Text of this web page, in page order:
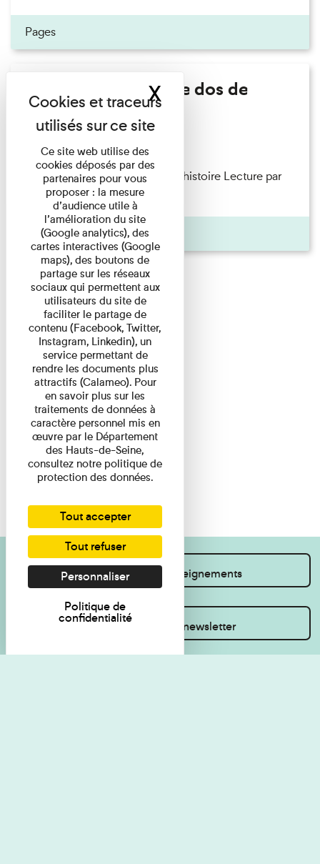
Pages
Philippe Artières - Le dos de
l'histoire
Lecture
Philippe Artières — Le dos de l’histoire Lecture par
l’auteur accompagné de ...
Pages
Je souhaite des renseignements
Inscrivez-vous à la newsletter
Ce site web utilise des
cookies déposés par des
partenaires pour vous
proposer : la mesure
d’audience utile à
l’amélioration du site
(Google analytics), des
cartes interactives (Google
maps), des boutons de
partage sur les réseaux
sociaux qui permettent aux
utilisateurs du site de
faciliter le partage de
contenu (Facebook, Twitter,
Instagram, Linkedin), un
service permettant de
rendre les documents plus
attractifs (Calameo). Pour
en savoir plus sur les
traitements de données à
caractère personnel mis en
œuvre par le Département
des Hauts-de-Seine,
consultez notre politique de
protection des données.
Tout accepter
Tout refuser
Personnaliser
Politique de
confidentialité
XMasquer le